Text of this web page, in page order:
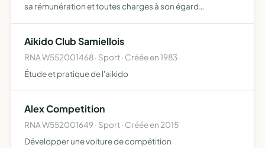
sa rémunération et toutes charges à son égard
perso…
Aikido Club Samiellois
RNA W552001468 · Sport · Créée en 1983
Étude et pratique de l'aikido
Alex Competition
RNA W552001649 · Sport · Créée en 2015
Développer une voiture de compétition